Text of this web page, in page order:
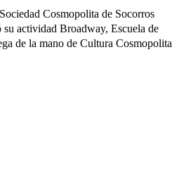
Cosmopolita de Socorros
actividad Broadway, Escuela de
de la mano de Cultura Cosmopolita